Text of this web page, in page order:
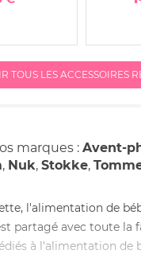
TOUS LES ACCESSOIRES
marques : Avent-
, Nuk, Stokke,
l'alimentation de
partagé avec toute la
à l'alimentation de